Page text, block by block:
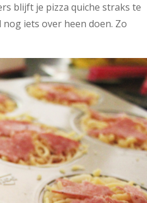
blijft je pizza quiche straks te
iets over heen doen. Zo